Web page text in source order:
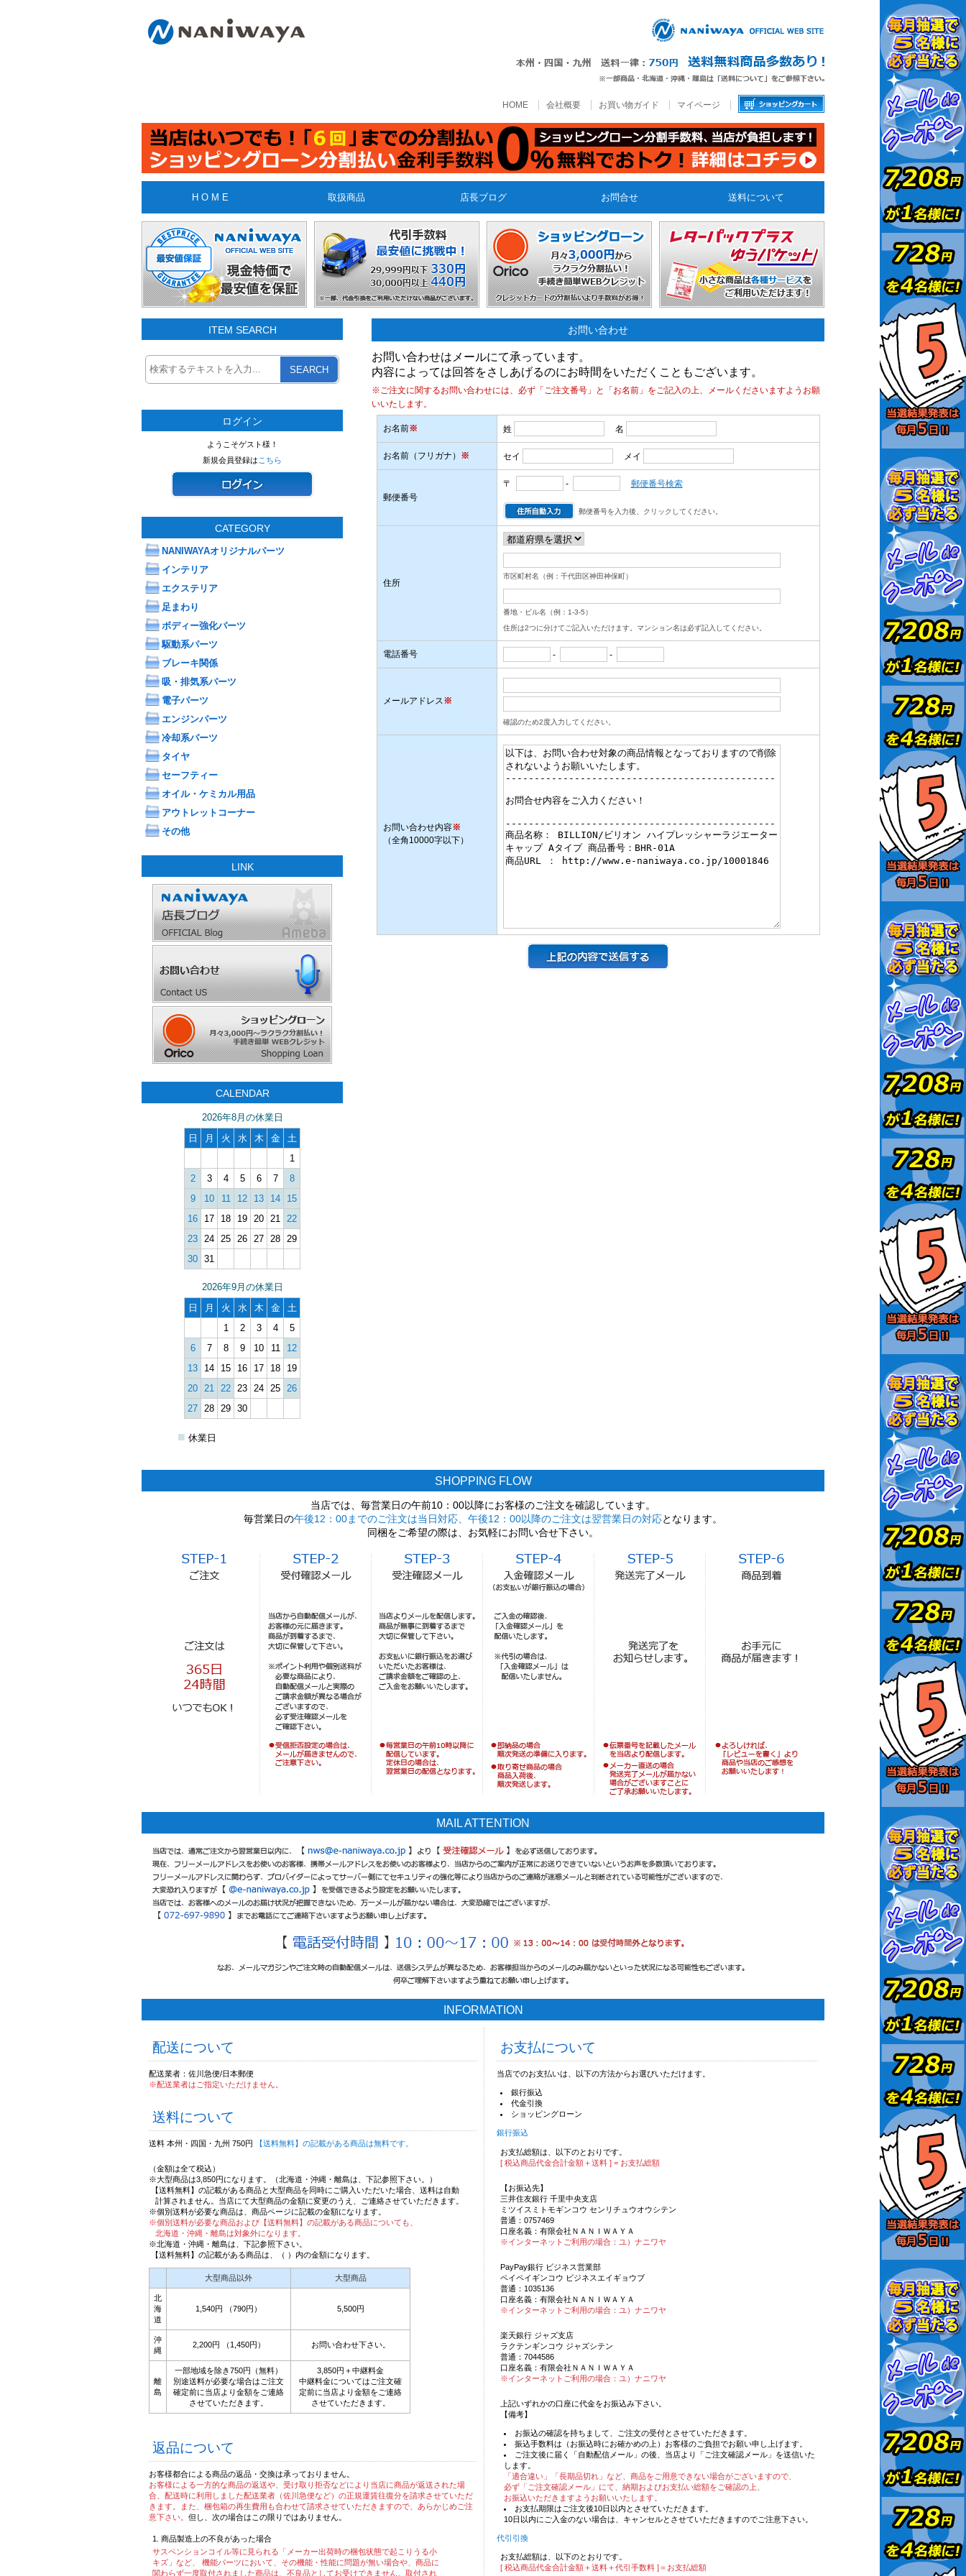
HOME 会社概要 お買い物ガイド マイページ
H O M E 取扱商品 店長ブログ お問合せ 送料について
ITEM SEARCH
SEARCH
ログイン
ようこそゲスト様！
新規会員登録は こちら
CATEGORY
NANIWAYAオリジナルパーツ
インテリア
エクステリア
足まわり
ボディー強化パーツ
駆動系パーツ
ブレーキ関係
吸・排気系パーツ
電子パーツ
エンジンパーツ
冷却系パーツ
タイヤ
セーフティー
オイル・ケミカル用品
アウトレットコーナー
その他
LINK
CALENDAR
2026年8月の休業日
日
月 火 水 木 金
土
1
2
3 4 5 6 7
8
9
10 11 12 13 14
15
16
17 18 19 20 21 22
23 24 25 26 27 28 29
30 31
2026年9月の休業日
日
月 火 水 木 金
土
1
2 3 4
5
6
7 8 9 10 11
12
13
14 15 16 17 18
19
20 21 22 23 24 25 26
27 28 29 30
■ 休業日
お問い合わせ
お問い合わせはメールにて承っています。
内容によっては回答をさしあげるのにお時間をいただくこともございます。
※ご注文に関するお問い合わせには、必ず「ご注文番号」と「お名前」をご記入の上、メールくださいますようお願
いいたします。
お名前※ 姓 名
お名前（フリガナ） ※ セイ メイ
郵便番号
〒 - 郵便番号検索
郵便番号を入力後、クリックしてください。
住所
市区町村名（例：千代田区神田神保町）
番地・ビル名（例：1-3-5）
住所は2つに分けてご記入いただけます。マンション名は必ず記入してください。
電話番号 - -
メールアドレス※
確認のため2度入力してください。
お問い合わせ内容※
（全角10000字以下）
SHOPPING FLOW
当店では、毎営業日の午前10：00以降にお客様のご注文を確認しています。
毎営業日の午後12：00までのご注文は当日対応、午後12：00以降のご注文は翌営業日の対応となります。
同梱をご希望の際は、お気軽にお問い合せ下さい。
MAIL ATTENTION
INFORMATION
配送について
配送業者：佐川急便/日本郵便
※配送業者はご指定いただけません。
送料について
送料 本州・四国・九州 750円 【送料無料】の記載がある商品は無料です。
（金額は全て税込）
※大型商品は3,850円になります。（北海道・沖縄・離島は、下記参照下さい。）
【送料無料】の記載がある商品と大型商品を同時にご購入いただいた場合、送料は自動
計算されません。当店にて大型商品の金額に変更のうえ、ご連絡させていただきます。
※個別送料が必要な商品は、商品ページに記載の金額になります。
※個別送料が必要な商品および【送料無料】の記載がある商品についても、
北海道・沖縄・離島は対象外になります。
※北海道・沖縄・離島は、下記参照下さい。
【送料無料】の記載がある商品は、（ ）内の金額になります。
大型商品以外 大型商品
北
海
道
1,540円 （790円） 5,500円
沖
縄
2,200円 （1,450円） お問い合わせ下さい。
離
島
一部地域を除き750円（無料）
別途送料が必要な場合はご注文
確定前に当店より金額をご連絡
させていただきます。
3,850円＋中継料金
中継料金についてはご注文確
定前に当店より金額をご連絡
させていただきます。
返品について
お客様都合による商品の返品・交換は承っておりません。
お客様による一方的な商品の返送や、受け取り拒否などにより当店に商品が返送された場
合、配送時に利用しました配送業者（佐川急便など）の正規運賃往復分を請求させていただ
きます。また、梱包箱の再生費用も合わせて請求させていただきますので、あらかじめご注
意下さい。 但し、次の場合はこの限りではありません。
商品製造上の不良があった場合
サスペンションコイル等に見られる「メーカー出荷時の梱包状態で起こりうる小
キズ」など、 機能パーツにおいて、その機能・性能に問題が無い場合や、商品に
関わらず一度取付されました商品は、不良品としてお受けできません。取付され
お支払について
当店でのお支払いは、以下の方法からお選びいただけます。
銀行振込
代金引換
ショッピングローン
銀行振込
お支払総額は、以下のとおりです。
[ 税込商品代金合計金額＋送料 ] = お支払総額
【お振込先】
三井住友銀行 千里中央支店
ミツイスミトモギンコウ センリチュウオウシテン
普通：0757469
口座名義：有限会社ＮＡＮＩＷＡＹＡ
※インターネットご利用の場合：ユ）ナニワヤ
PayPay銀行 ビジネス営業部
ペイペイギンコウ ビジネスエイギョウブ
普通：1035136
口座名義：有限会社ＮＡＮＩＷＡＹＡ
※インターネットご利用の場合：ユ）ナニワヤ
楽天銀行 ジャズ支店
ラクテンギンコウ ジャズシテン
普通：7044586
口座名義：有限会社ＮＡＮＩＷＡＹＡ
※インターネットご利用の場合：ユ）ナニワヤ
上記いずれかの口座に代金をお振込み下さい。
【備考】
お振込の確認を持ちまして、ご注文の受付とさせていただきます。
振込手数料は（お振込時にお確かめの上）お客様のご負担でお願い申し上げます。
ご注文後に届く「自動配信メール」の後、当店より「ご注文確認メール」を送信いた
します。
「適合違い」「長期品切れ」など、商品をご用意できない場合がございますので、
必ず「ご注文確認メール」にて、納期およびお支払い総額をご確認の上、
お振込いただきますようお願いいたします。
お支払期限はご注文後10日以内とさせていただきます。
10日以内にご入金のない場合は、キャンセルとさせていただきますのでご注意下さい。
代引引換
お支払総額は、以下のとおりです。
[ 税込商品代金合計金額＋送料＋代引手数料 ]＝お支払総額